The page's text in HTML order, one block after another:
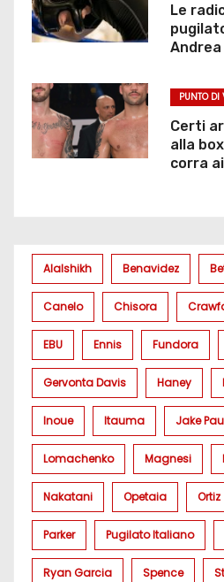
Le
PUNTO DI
Certi
alla
corra
Alalshikh Benavidez
Canelo Chisora
EBU Ennis Fundora
Gervonta Davis Haney
Inoue Itauma Jake
Lomachenko Magnesi
Nakatani Opetaia Ortiz
Parker Pugilato Italiano
Ryan Garcia Spence